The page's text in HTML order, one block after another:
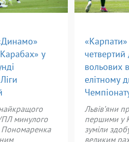
у
минулого
Пономаренка
четвертий
вольових
елітному
Львів’яни
першими у
зуміли
великим